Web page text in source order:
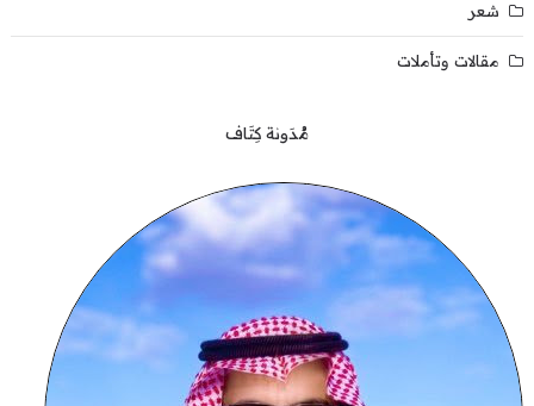
شعر
مقالات وتأملات
مُدَونة كِتَاف